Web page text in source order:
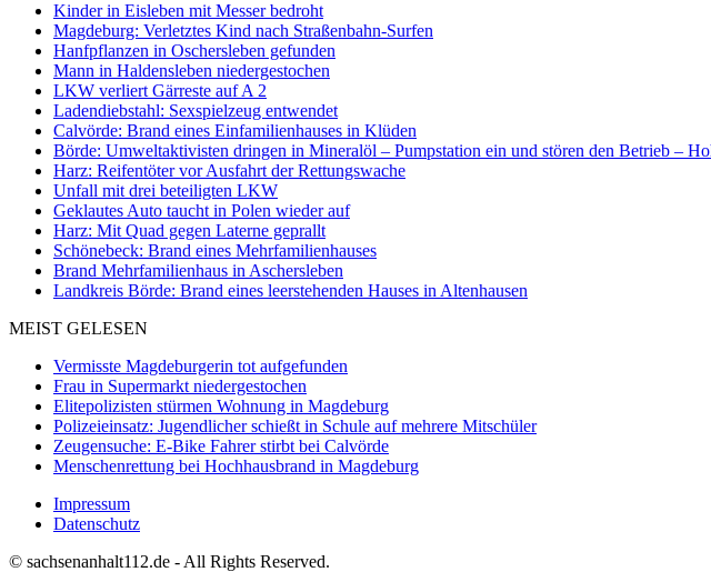
Kinder in Eisleben mit Messer bedroht
Magdeburg: Verletztes Kind nach Straßenbahn-Surfen
Hanfpflanzen in Oschersleben gefunden
Mann in Haldensleben niedergestochen
LKW verliert Gärreste auf A 2
Ladendiebstahl: Sexspielzeug entwendet
Calvörde: Brand eines Einfamilienhauses in Klüden
Börde: Umweltaktivisten dringen in Mineralöl – Pumpstation ein und stören den Betrieb –
Harz: Reifentöter vor Ausfahrt der Rettungswache
Unfall mit drei beteiligten LKW
Geklautes Auto taucht in Polen wieder auf
Harz: Mit Quad gegen Laterne geprallt
Schönebeck: Brand eines Mehrfamilienhauses
Brand Mehrfamilienhaus in Aschersleben
Landkreis Börde: Brand eines leerstehenden Hauses in Altenhausen
MEIST GELESEN
Vermisste Magdeburgerin tot aufgefunden
Frau in Supermarkt niedergestochen
Elitepolizisten stürmen Wohnung in Magdeburg
Polizeieinsatz: Jugendlicher schießt in Schule auf mehrere Mitschüler
Zeugensuche: E-Bike Fahrer stirbt bei Calvörde
Menschenrettung bei Hochhausbrand in Magdeburg
Impressum
Datenschutz
© sachsenanhalt112.de - All Rights Reserved.